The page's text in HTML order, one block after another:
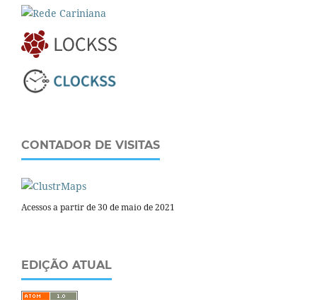
CONTADOR DE VISITAS
Acessos a partir de 30 de maio de 2021
EDIÇÃO ATUAL